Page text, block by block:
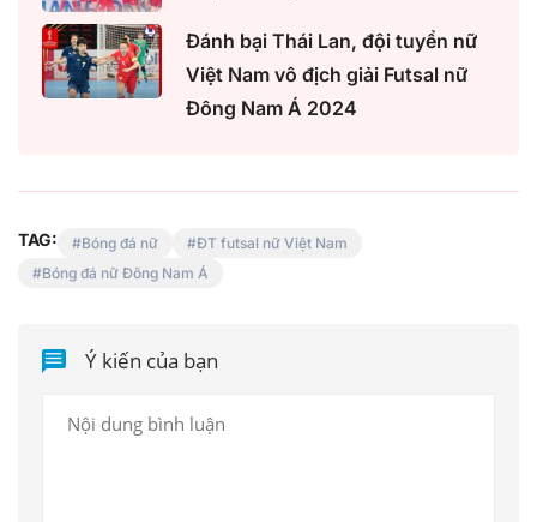
Đánh bại Thái Lan, đội tuyển nữ
Việt Nam vô địch giải Futsal nữ
Đông Nam Á 2024
TAG: Bóng đá nữ
ĐT futsal nữ Việt Nam
Bóng đá nữ Đông Nam Á
Ý kiến của bạn